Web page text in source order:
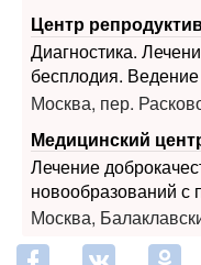
Москва, пер.
Медицинский
Лечение
Москва,